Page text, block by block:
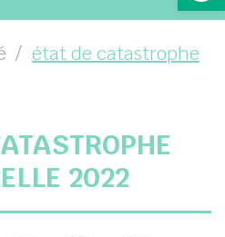
)
état de catastrophe
2022